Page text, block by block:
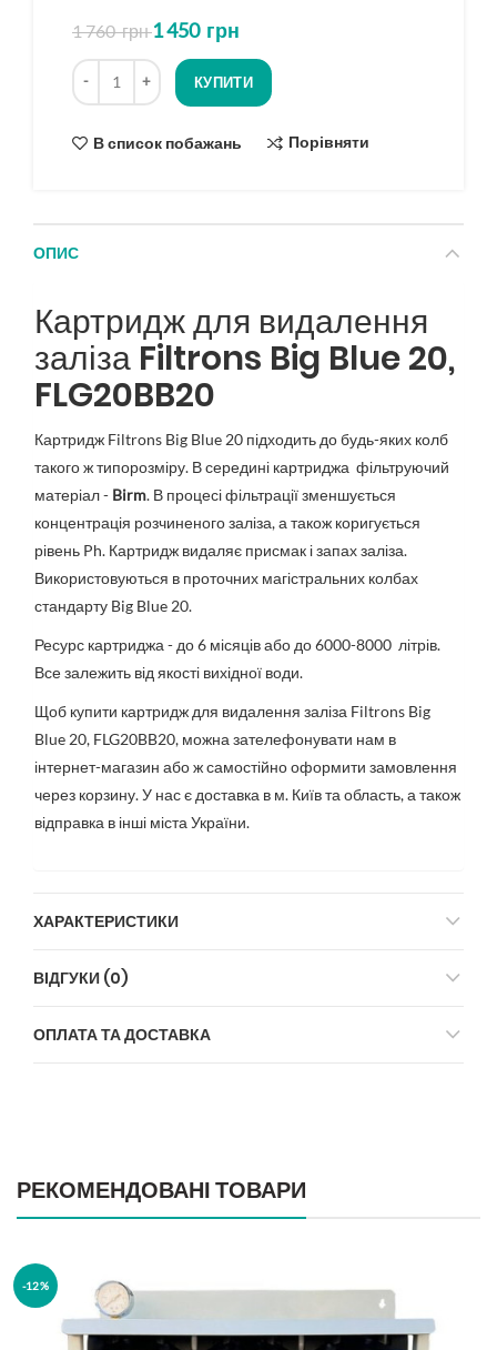
1 760грн 1 450 грн
Кількість
КУПИТИ
В список побажань Порівняти
ОПИС
Картридж для видалення
заліза Filtrons Big Blue 20,
FLG20BB20
Картридж Filtrons Big Blue 20 підходить до будь-яких колб
такого ж типорозміру. В середині картриджа фільтруючий
матеріал - Birm. В процесі фільтрації зменшується
концентрація розчиненого заліза, а також коригується
рівень Ph. Картридж видаляє присмак і запах заліза.
Використовуються в проточних магістральних колбах
стандарту Big Blue 20.
Ресурс картриджа - до 6 місяців або до 6000-8000 літрів.
Все залежить від якості вихідної води.
Щоб купити картридж для видалення заліза Filtrons Big
Blue 20, FLG20BB20, можна зателефонувати нам в
інтернет-магазин або ж самостійно оформити замовлення
через корзину. У нас є доставка в м. Київ та область, а також
відправка в інші міста України.
ХАРАКТЕРИСТИКИ
ВІДГУКИ (0)
ОПЛАТА ТА ДОСТАВКА
РЕКОМЕНДОВАНІ ТОВАРИ
-12%